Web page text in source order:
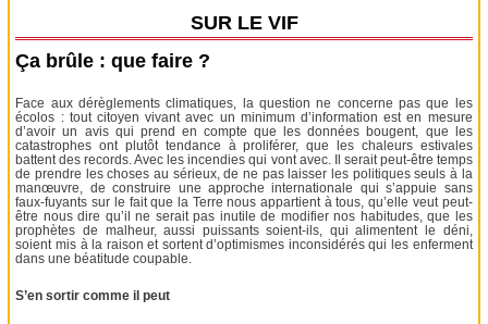
SUR LE VIF
Ça brûle : que faire ?
Face aux dérèglements climatiques, la question ne concerne pas que les
écolos : tout citoyen vivant avec un minimum d’information est en mesure
d’avoir un avis qui prend en compte que les données bougent, que les
catastrophes ont plutôt tendance à proliférer, que les chaleurs estivales
battent des records. Avec les incendies qui vont avec. Il serait peut-être temps
de prendre les choses au sérieux, de ne pas laisser les politiques seuls à la
manœuvre, de construire une approche internationale qui s’appuie sans
faux-fuyants sur le fait que la Terre nous appartient à tous, qu’elle veut peut-
être nous dire qu’il ne serait pas inutile de modifier nos habitudes, que les
prophètes de malheur, aussi puissants soient-ils, qui alimentent le déni,
soient mis à la raison et sortent d’optimismes inconsidérés qui les enferment
dans une béatitude coupable.
S’en sortir comme il peut